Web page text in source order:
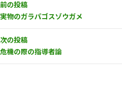
前の投稿
実物のガラパゴスゾウガメ
次の投稿
危機の際の指導者論